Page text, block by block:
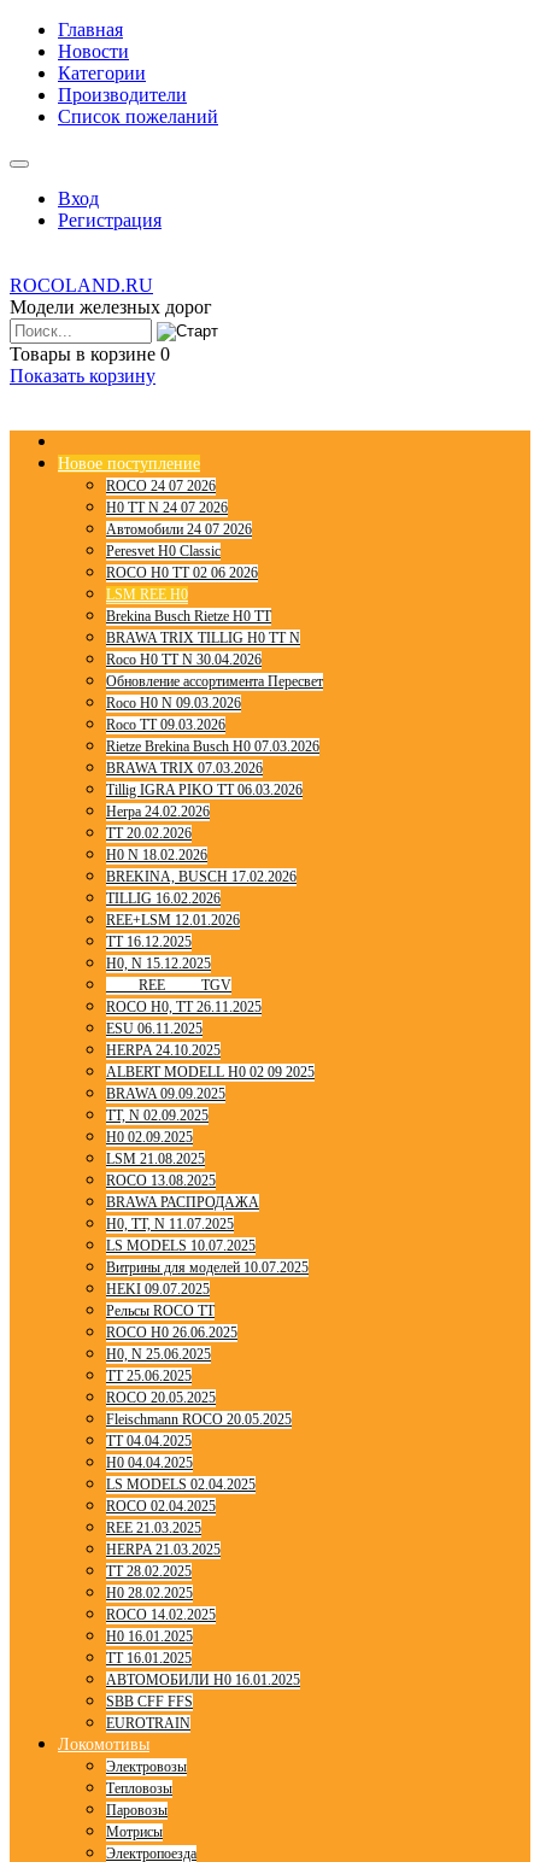
Главная
Новости
Категории
Производители
Список пожеланий
Вход
Регистрация
ROCOLAND.RU
Модели железных дорог
Товары в корзине 0
Показать корзину
Новое поступление
ROCO 24 07 2026
H0 TT N 24 07 2026
Автомобили 24 07 2026
Peresvet H0 Classic
ROCO H0 TT 02 06 2026
LSM REE H0
Brekina Busch Rietze H0 TT
BRAWA TRIX TILLIG H0 TT N
Roco H0 TT N 30.04.2026
Обновление ассортимента Пересвет
Roco H0 N 09.03.2026
Roco TT 09.03.2026
Rietze Brekina Busch H0 07.03.2026
BRAWA TRIX 07.03.2026
Tillig IGRA PIKO TT 06.03.2026
Herpa 24.02.2026
TT 20.02.2026
H0 N 18.02.2026
BREKINA, BUSCH 17.02.2026
TILLIG 16.02.2026
REE+LSM 12.01.2026
TT 16.12.2025
H0, N 15.12.2025
____ REE ____ TGV
ROCO H0, TT 26.11.2025
ESU 06.11.2025
HERPA 24.10.2025
ALBERT MODELL H0 02 09 2025
BRAWA 09.09.2025
TT, N 02.09.2025
H0 02.09.2025
LSM 21.08.2025
ROCO 13.08.2025
BRAWA РАСПРОДАЖА
H0, TT, N 11.07.2025
LS MODELS 10.07.2025
Витрины для моделей 10.07.2025
HEKI 09.07.2025
Рельсы ROCO TT
ROCO H0 26.06.2025
H0, N 25.06.2025
TT 25.06.2025
ROCO 20.05.2025
Fleischmann ROCO 20.05.2025
TT 04.04.2025
H0 04.04.2025
LS MODELS 02.04.2025
ROCO 02.04.2025
REE 21.03.2025
HERPA 21.03.2025
TT 28.02.2025
H0 28.02.2025
ROCO 14.02.2025
H0 16.01.2025
TT 16.01.2025
АВТОМОБИЛИ H0 16.01.2025
SBB CFF FFS
EUROTRAIN
Локомотивы
Электровозы
Тепловозы
Паровозы
Мотрисы
Электропоезда